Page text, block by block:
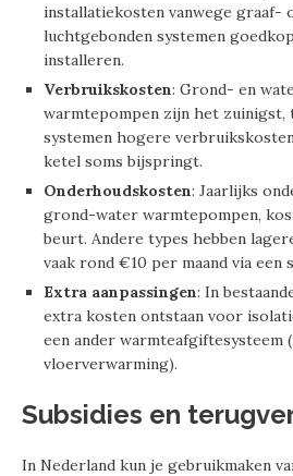
installatiekosten vanwege
luchtgebonden systemen
installeren.
Verbruikskosten: Grond- en
warmtepompen zijn het zuinigst,
systemen hogere
ketel soms bijspringt.
Onderhoudskosten: Jaarlijks
grond-water warmtepompen,
beurt. Andere types hebben
vaak rond €10 per maand via een
Extra aanpassingen: In
extra kosten ontstaan voor
een ander warmteafgiftesysteem
vloerverwarming).
Subsidies en
In Nederland kun je gebruikmaken